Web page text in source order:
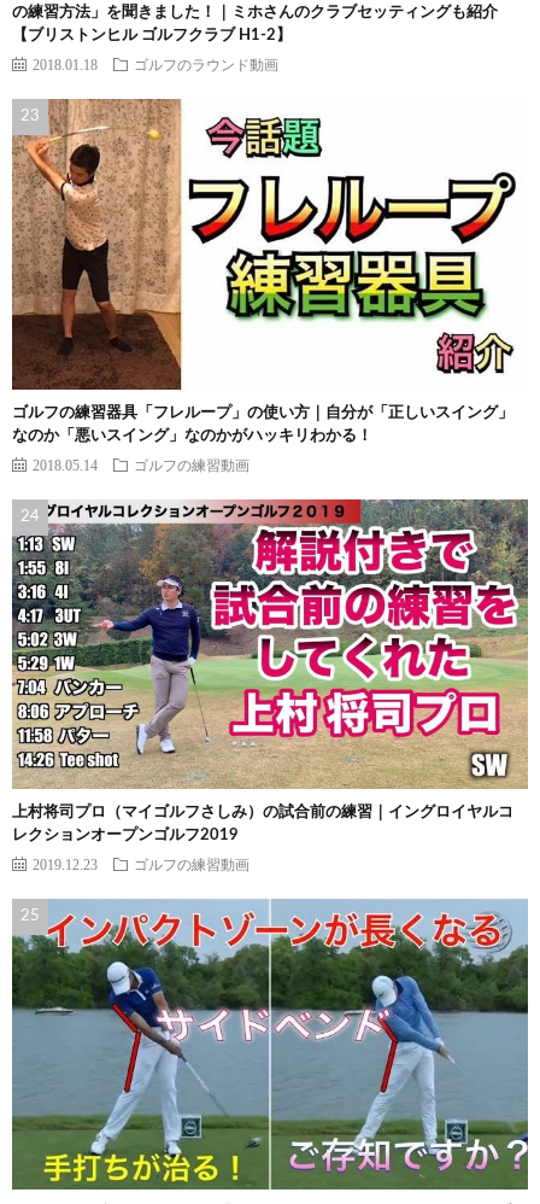
の練習方法」を聞きました！｜ミホさんのクラブセッティングも紹介
【ブリストンヒル ゴルフクラブ H1-2】
2018.01.18 ゴルフのラウンド動画
ゴルフの練習器具「フレループ」の使い方｜自分が「正しいスイング」
なのか「悪いスイング」なのかがハッキリわかる！
2018.05.14 ゴルフの練習動画
上村将司プロ（マイゴルフさしみ）の試合前の練習｜イングロイヤルコ
レクションオープンゴルフ2019
2019.12.23 ゴルフの練習動画